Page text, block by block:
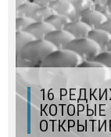
16
КОТОРЫЕ